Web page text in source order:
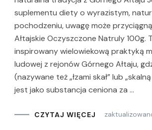
suplementu diety o wyrazistym,
pochodzeniu, uwagę może
Ałtajskie Oczyszczone Natruly 100g.
inspirowany wielowiekową praktyką
ludowej z rejonów Górnego Ałtaju,
(nazywane też „łzami skał” lub
jest jako substancja ceniona za …
CZYTAJ WIĘCEJ